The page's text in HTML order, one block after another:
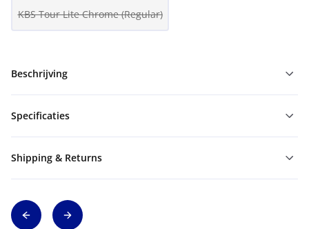
KBS Tour Lite Chrome (Regular)
Beschrijving
Specificaties
Shipping & Returns